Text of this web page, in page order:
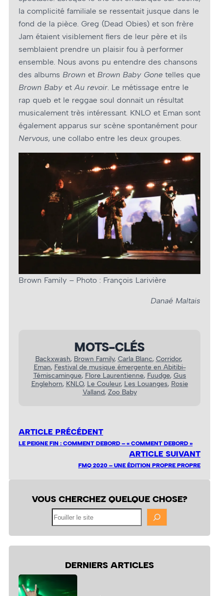
la complicité familiale se ressentait jusque dans le
fond de la pièce. Greg (Dead Obies) et son frère
Jam étaient visiblement fiers de leur père et ils
semblaient prendre un plaisir fou à performer
ensemble. Nous avons pu entendre des chansons
des albums Brown et Brown Baby Gone telles que
Brown Baby et Au revoir . Le métissage entre le
rap queb et le reggae soul donnait un résultat
musicalement très intéressant. KNLO et Eman sont
également apparus sur scène spontanément pour
Nervous, une collabo entre les deux groupes.
Brown Family – Photo : François Larivière
Danaé Maltais
MOTS-CLÉS
Backxwash, Brown Family, Carla Blanc, Corridor,
Eman, Festival de musique émergente en Abitibi-
Témiscamingue, Flore Laurentienne, Fuudge, Gus
Englehorn, KNLO, Le Couleur, Les Louanges, Rosie
Valland, Zoo Baby
ARTICLE PRÉCÉDENT
LE PEIGNE FIN : COMMENT DEBORD – « COMMENT DEBORD »
ARTICLE SUIVANT
FMQ 2020 – UNE ÉDITION PROPRE PROPRE
VOUS CHERCHEZ QUELQUE CHOSE?
DERNIERS ARTICLES